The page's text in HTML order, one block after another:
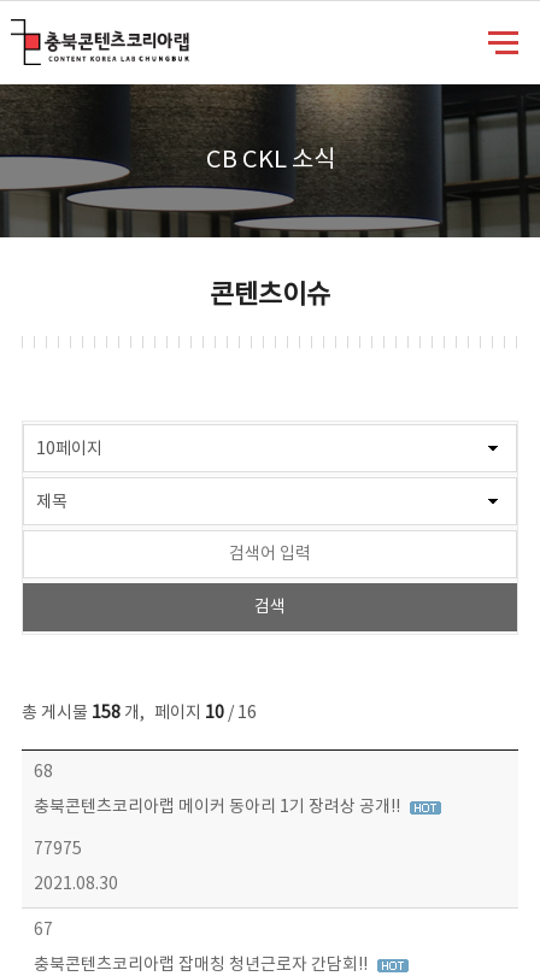
CB CKL 소식
콘텐츠이슈
총 게시물 158개, 페이지 10/ 16
콘텐츠이슈 목록 - 번호, 제목, 작성자, 파일, 조회수, 작성일 정보 제공
68
충북콘텐츠코리아랩 메이커 동아리 1기 장려상 공개!!
77975
2021.08.30
67
충북콘텐츠코리아랩 잡매칭 청년근로자 간담회!!